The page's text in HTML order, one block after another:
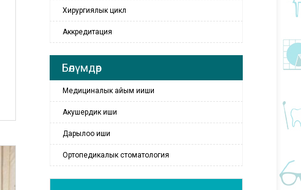
Хирургиялык цикл
Аккредитация
Бөлүмдөр
Медициналык айым ииши
Акушердик иши
Дарылоо иши
Ортопедикалык стоматология